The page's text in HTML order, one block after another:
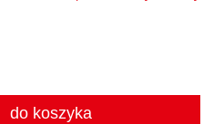
do koszyka